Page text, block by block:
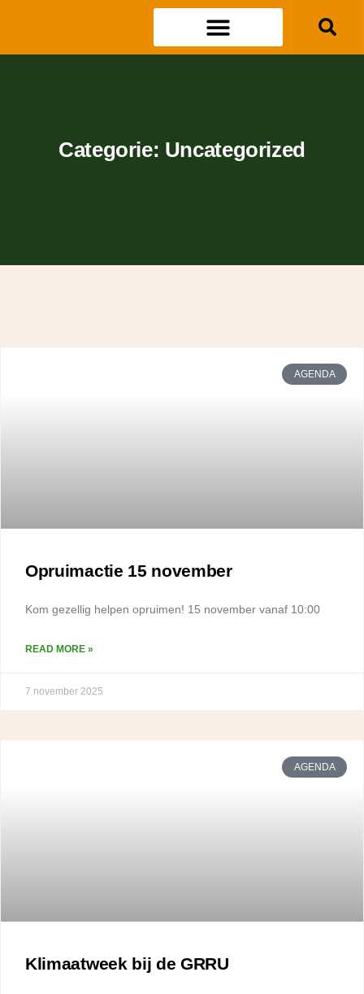
Categorie: Uncategorized
AGENDA
Opruimactie 15 november
Kom gezellig helpen opruimen! 15 november vanaf 10:00
READ MORE »
7 november 2025
AGENDA
Klimaatweek bij de GRRU